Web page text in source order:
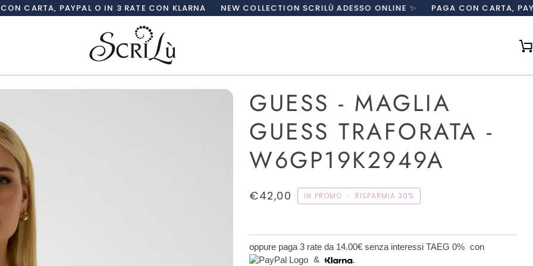
O IN 3 RATE CON KLARNA NEW COLLECTION SCRILÙ ADESSO ONLINE ✨ PAGA CON CARTA, PAYPAL O IN 3
GUESS - MAGLIA
GUESS TRAFORATA -
W6GP19K2949A
€42,00 IN PROMO • RISPARMIA30%
oppure paga 3 rate da 14.00€ senza interessi TAEG 0% con
&